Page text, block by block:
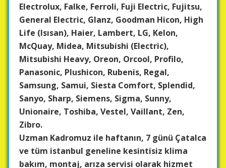
Electrolux, Falke, Ferroli, Fuji Electric, Fujitsu,
General Electric, Glanz, Goodman Hicon, High
Life (Isısan), Haier, Lambert, LG, Kelon,
McQuay, Midea, Mitsubishi (Electric),
Mitsubishi Heavy, Oreon, Orcool, Profilo,
Panasonic, Plushicon, Rubenis, Regal,
Samsung, Samui, Siesta Comfort, Splendid,
Sanyo, Sharp, Siemens, Sigma, Sunny,
Unionaire, Toshiba, Vestel, Vaillant, Zen,
Zibro.
Uzman Kadromuz ile haftanın, 7 günü Çatalca
ve tüm istanbul geneline kesintisiz klima
bakım, montaj, arıza servisi olarak hizmet